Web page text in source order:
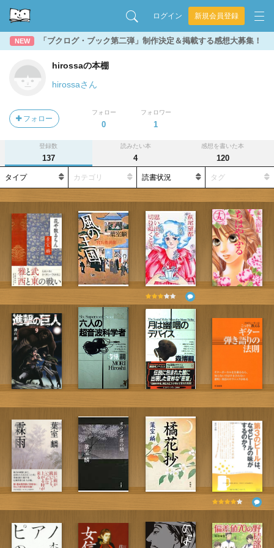
ログイン 新規会員登録
NEW 「ブクログ・ブック第二弾」制作決定＆掲載する感想大募集！
hirossaの本棚
hirossaさん
フォロー
フォロー
0
フォロワー
1
登録数
137
読みたい本
4
感想を書いた本
120